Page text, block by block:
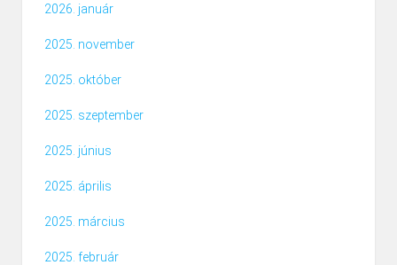
2026. január
2025. november
2025. október
2025. szeptember
2025. június
2025. április
2025. március
2025. február